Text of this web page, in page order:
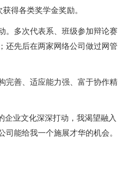
得各类奖学金奖励。
。多次代表系、班级参加辩论赛
还先后在两家网络公司做过网管
完善、适应能力强、富于协作精
企业文化深深打动，我渴望融入
能给我一个施展才华的机会。